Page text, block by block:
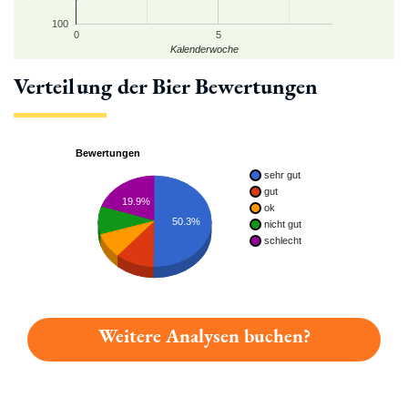
0 5
100
Kalenderwoche
Verteilung der Bier Bewertungen
Bewertungen
sehr gut
gut
ok
nicht gut
schlecht
19.9%
50.3%
Weitere Analysen buchen?